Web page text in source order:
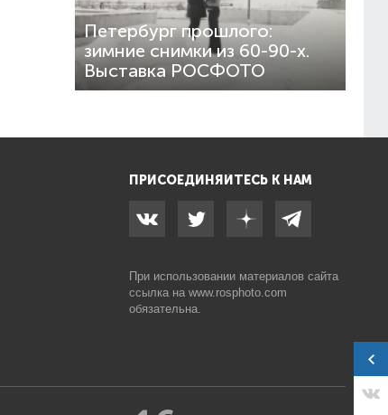
Петербург прошлого:
зимние снимки из 60-90-х.
Выставка РОСФОТО
ПРИСОЕДИНЯЙТЕСЬ К НАМ
При использовании материалов сайта
ссылка на www.rosphoto.com
обязательна.